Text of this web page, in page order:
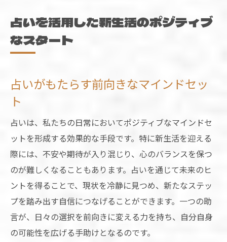
占いを活用した新生活のポジティブ
なスタート
占いがもたらす前向きなマインドセッ
ト
占いは、私たちの日常においてポジティブなマインドセ
ットを形成する効果的な手段です。特に新生活を迎える
際には、不安や期待が入り混じり、心のバランスを保つ
のが難しくなることもあります。占いを通じて未来のヒ
ントを得ることで、現状を冷静に見つめ、新たなステッ
プを踏み出す自信につなげることができます。一つの助
言が、日々の選択を前向きに変える力を持ち、自分自身
の可能性を広げる手助けとなるのです。